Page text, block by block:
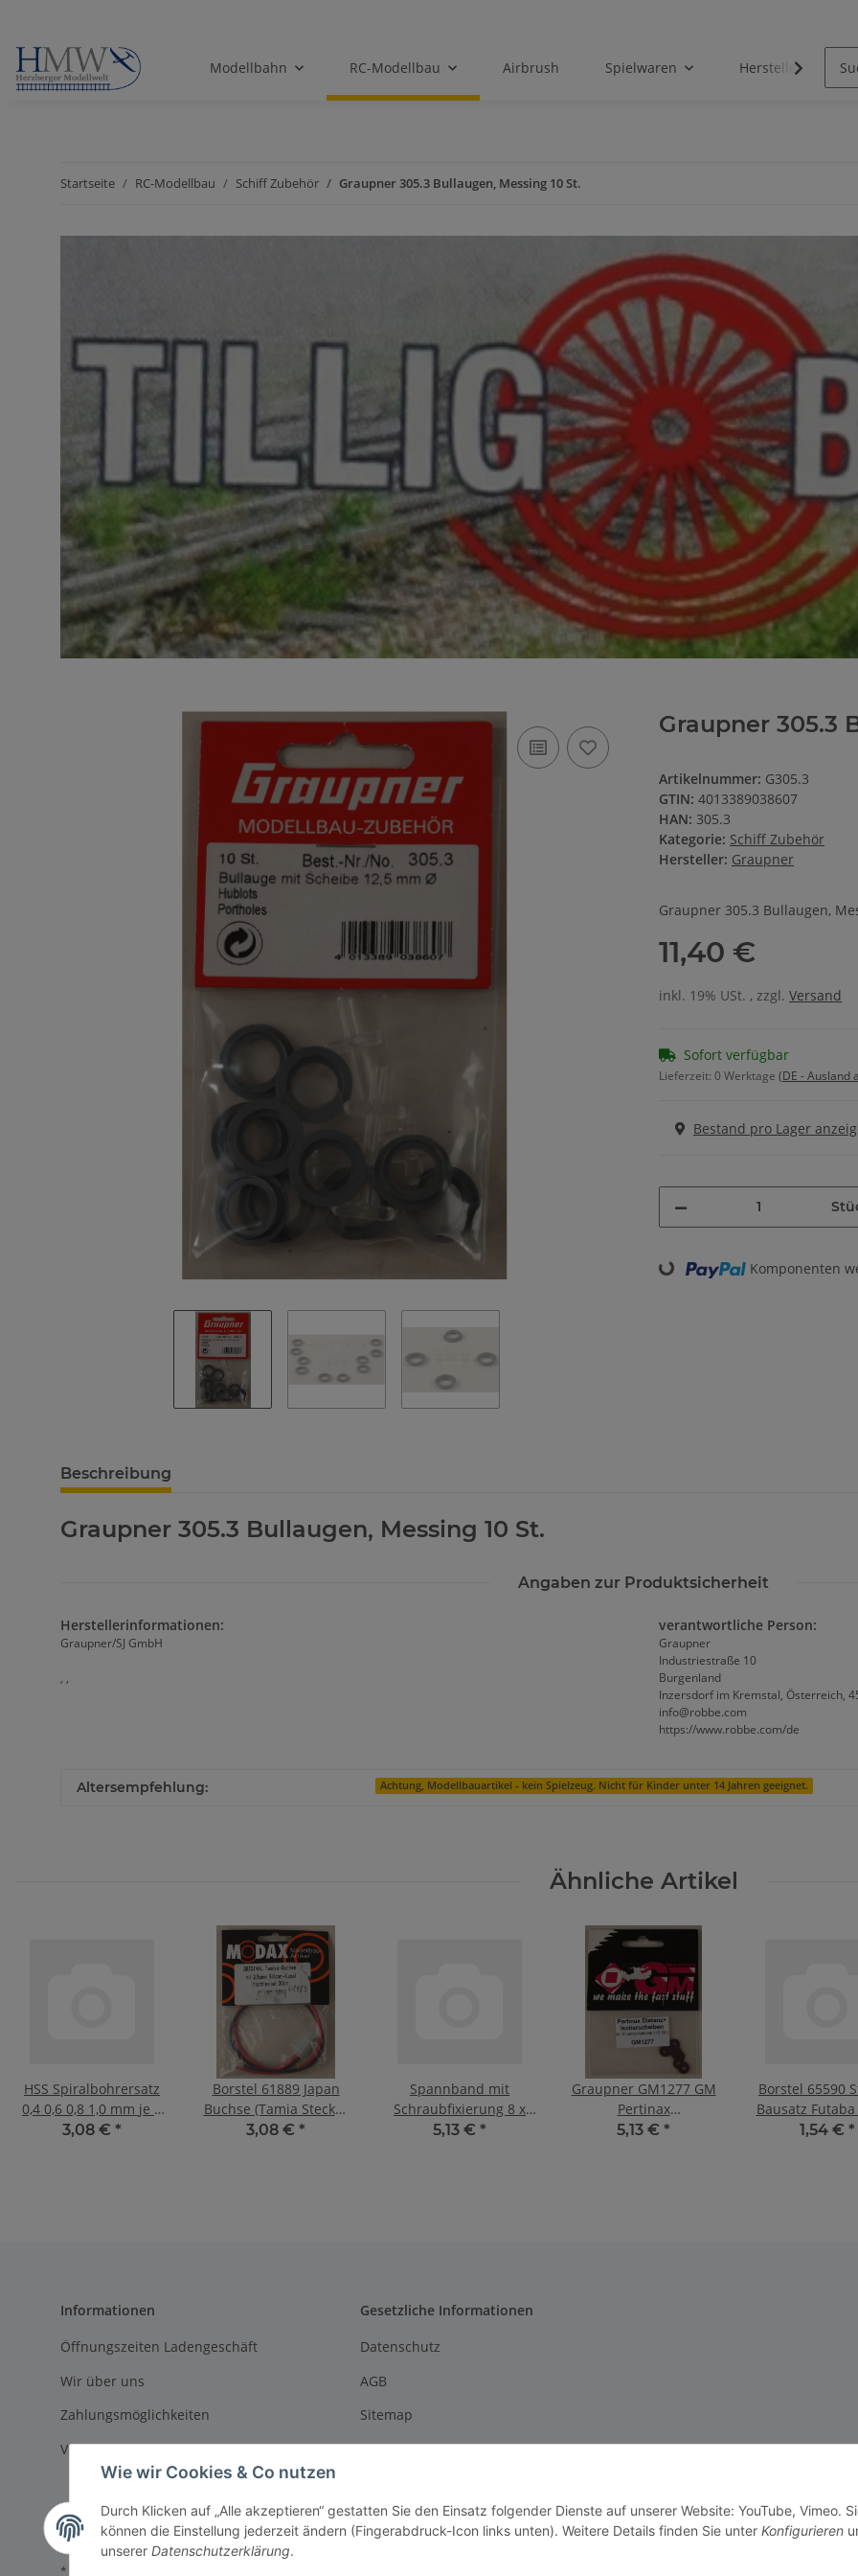
Modellbahn RC-Modellbau Airbrush Spielwaren Hersteller
Startseite RC-Modellbau Schiff Zubehör Graupner 305.3 Bullaugen, Messing 10 St.
Graupner 305.3
Artikelnummer: G305.3
GTIN: 4013389038607
HAN: 305.3
Kategorie: Schiff Zubehör
Hersteller: Graupner
Graupner 305.3 Bullaugen,
11,40 €
inkl. 19% USt. , zzgl. Versand
Sofort verfügbar
Lieferzeit: 0 Werktage (DE - Ausland
Bestand pro Lager
Loading... Komponenten
Beschreibung
Graupner 305.3 Bullaugen, Messing 10 St.
Angaben zur Produktsicherheit
Herstellerinformationen:
Graupner/SJ GmbH
, ,
verantwortliche Person:
Graupner
Industriestraße 10
Burgenland
Inzersdorf im Kremstal, Österreich,
info@robbe.com
https://www.robbe.com/de
Altersempfehlung: Achtung, Modellbauartikel - kein Spielzeug. Nicht für Kinder unter 14 Jahren geeignet.
Ähnliche Artikel
HSS Spiralbohrersatz
0,4 0,6 0,8 1,0 mm je 1
Stück
3,08 € *
Borstel 61889 Japan
Buchse (Tamia Stecker
mit 2,5mm² Silicon-
3,08 € *
Spannband mit
Schraubfixierung 8 x
0,7 mm
5,13 € *
Graupner GM1277 GM
Pertinax
Distanz+Isolierscheiben
5,13 € *
Borstel 65590
Bausatz Futaba
Buchse 3-
1,54 € *
Informationen
Öffnungszeiten Ladengeschäft
Wir über uns
Zahlungsmöglichkeiten
Versandinformationen
Gesetzliche Informationen
Datenschutz
AGB
Sitemap
Impressum
Widerrufsrecht
* Alle Preise inkl. gesetzlicher USt., zzgl.
Wie wir Cookies & Co nutzen
Durch Klicken auf „Alle akzeptieren“ gestatten Sie den Einsatz folgender Dienste auf unserer Website: YouTube, Vimeo.
können die Einstellung jederzeit ändern (Fingerabdruck-Icon links unten). Weitere Details finden Sie unter Konfigurieren
unserer Datenschutzerklärung.